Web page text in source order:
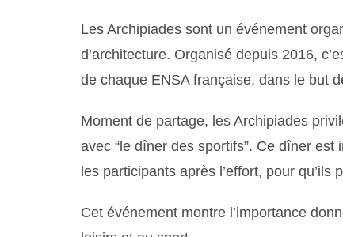
Les Archipiades sont un événement
d’architecture. Organisé depuis 2016,
de chaque ENSA française, dans le but
Moment de partage, les Archipiades
avec “le dîner des sportifs”. Ce dîner
les participants après l’effort, pour
Cet événement montre l’importance